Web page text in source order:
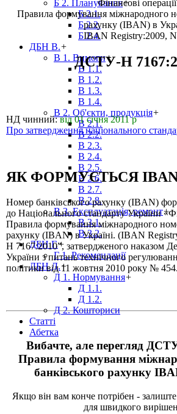
Б 2. Планування+
Б 2.1.
Б 2.2.
Б 2.4.
ДБН В.+
В 1. Вимоги+
В 1.1.
В 1.2.
В 1.3.
В 1.4.
В 2. Об'єкти, продукція+
В 2.1.
В 2.2.
В 2.3.
В 2.4.
В 2.5.
В 2.6.
В 2.7.
В 2.8.
В 3. Експлуатація, ремонт+
В 3.1.
В 3.2.
ДБН Г.+
Г 1. Рекомендації
ДБН Д.+
Д 1. Нормування+
Д 1.1.
Д 1.2.
Д 2. Кошториси
Статті
Абетка
Фінансові операції
Правила формування міжнародного
рахунку (IBAN) в
IBAN Registry:2009,
ДСТУ-Н
НД чинний:від 01 січня 2011 р
Про затвердження національного
ЯК ФОРМУЄТЬСЯ
Номер банківського рахунку (IBAN)
до Національного стандарту України
Правила формування міжнародного
рахунку (IBAN) в Україні. (IBAN
Н 7167:2010”, затвердженого наказом
України з питань технічного
політики від 11 жовтня 2010 року № 454.
Вибачте, але перегляд
Правила формування
банківського рахунку
Якщо він вам конче потрібен - залиште
для швидкого